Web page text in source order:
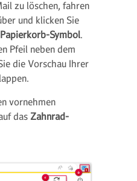
zu löschen, fahren
und klicken Sie
Papierkorb-Symbol.
Pfeil neben dem
die Vorschau Ihrer
vornehmen
das Zahnrad-